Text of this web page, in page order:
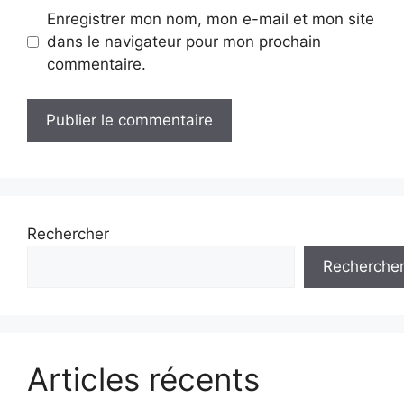
Enregistrer mon nom, mon e-mail et mon site
dans le navigateur pour mon prochain
commentaire.
Rechercher
Rechercher
Articles récents